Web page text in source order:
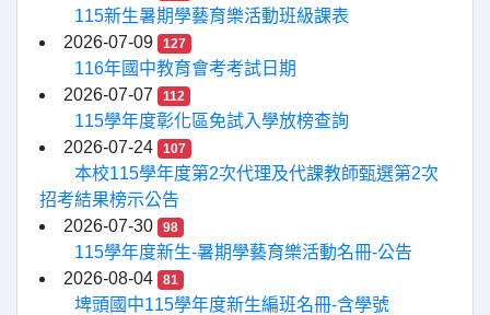
115新生暑期學藝育樂活動班級課表
2026-07-09
127
116年國中教育會考考試日期
2026-07-07
112
115學年度彰化區免試入學放榜查詢
2026-07-24
107
本校115學年度第2次代理及代課教師甄選第2次
招考結果榜示公告
2026-07-30
98
115學年度新生-暑期學藝育樂活動名冊-公告
2026-08-04
81
埤頭國中115學年度新生編班名冊-含學號